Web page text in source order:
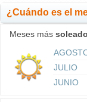
¿Cuándo es el
Meses más
JULIO
JUNIO